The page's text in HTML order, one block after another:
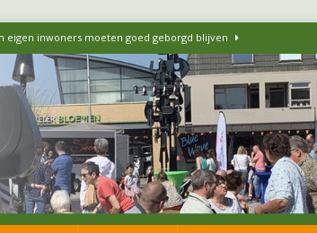
eigen inwoners moeten goed geborgd blijven
partijen uit heel Nederland: schaf het
onafhankelijke wethouder Sociaal Domein